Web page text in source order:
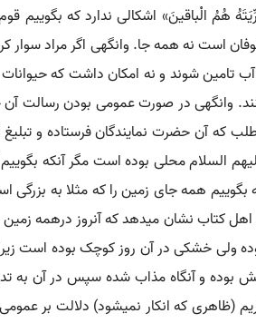
هُمُ الْباقینَ» اشکالی ندارد که
است نه همه جا. وانگهی اگر مراد
تامین شوند و نه امکان داشت که حیوانات
وانگهی در صورت عمومی بودن رسالت آن
که آن حضرت نمایندگان فرستاده و
السلام محلی بوده است مگر آنکه
بگوییم همه جای زمین را که مثلا به
اهل کتاب نشان می‏دهد که آنروز درهمه
ولی خشکی در آن روز کوچک بوده است
بوده و آن‏گاه مذاب شده سپس در آن به
(ظاهری که انکار نمی‏شود) دلالت بر